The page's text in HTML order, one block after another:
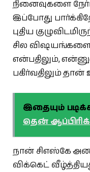
நினைவுகளை
இப்போது
புதிய
சில விஷயங்களை
என்பதிலும்,
பகிர்வதிலும் தான்
இதையும்
தென்
நான் சிஎஸ்கே
விக்கெட்